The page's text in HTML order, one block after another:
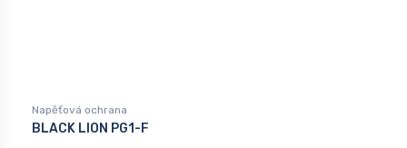
Napěťová ochrana
BLACK LION PG1-F